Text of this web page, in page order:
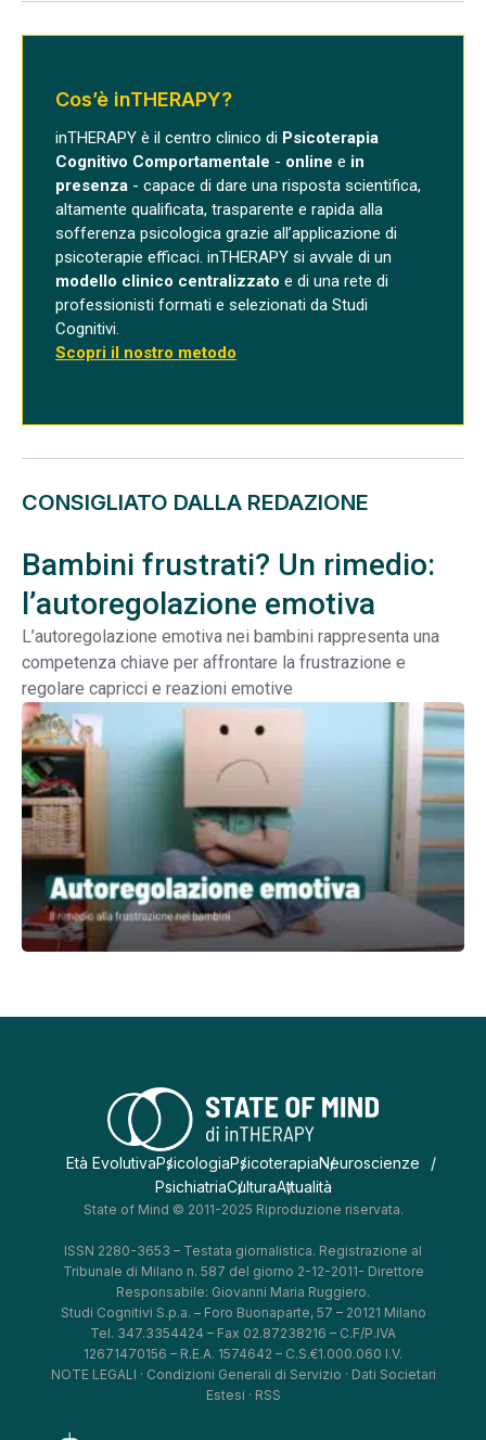
Cos’è inTHERAPY?
inTHERAPY è il centro clinico di Psicoterapia
Cognitivo Comportamentale - online e in
presenza - capace di dare una risposta scientifica,
altamente qualificata, trasparente e rapida alla
sofferenza psicologica grazie all’applicazione di
psicoterapie efficaci. inTHERAPY si avvale di un
modello clinico centralizzato e di una rete di
professionisti formati e selezionati da Studi
Cognitivi.
Scopri il nostro metodo
CONSIGLIATO DALLA REDAZIONE
Bambini frustrati? Un rimedio:
l’autoregolazione emotiva
L’autoregolazione emotiva nei bambini rappresenta una
competenza chiave per affrontare la frustrazione e
regolare capricci e reazioni emotive
Età EvolutivaPsicologiaPsicoterapiaNeuroscienze
PsichiatriaCulturaAttualità
State of Mind © 2011-2025 Riproduzione riservata.
ISSN 2280-3653 – Testata giornalistica. Registrazione al
Tribunale di Milano n. 587 del giorno 2-12-2011- Direttore
Responsabile: Giovanni Maria Ruggiero.
Studi Cognitivi S.p.a. – Foro Buonaparte, 57 – 20121 Milano
Tel. 347.3354424 – Fax 02.87238216 – C.F/P.IVA
12671470156 – R.E.A. 1574642 – C.S.€1.000.060 I.V.
NOTE LEGALI · Condizioni Generali di Servizio · Dati Societari
Estesi · RSS